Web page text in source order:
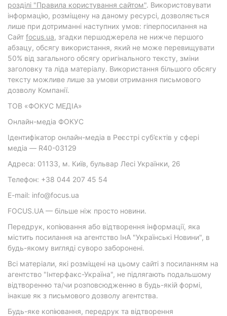
розділі "Правила користування сайтом". Використовувати
інформацію, розміщену на даному ресурсі, дозволяється
лише при дотриманні наступних умов: гіперпосилання на
Cайт focus.ua, згадки першоджерела не нижче першого
абзацу, обсягу використання, який не може перевищувати
50% від загального обсягу оригінального тексту, зміни
заголовку та ліда матеріалу. Використання більшого обсягу
тексту можливе лише за умови отримання письмового
дозволу Компанії.
ТОВ «ФОКУС МЕДІА»
Онлайн-медіа ФОКУС
Ідентифікатор онлайн-медіа в Реєстрі суб’єктів у сфері
медіа — R40-03129
Адреса: 01133, м. Київ, бульвар Лесі Українки, 26
Телефон: +38 044 207 45 54
E-mail: info@focus.ua
FOCUS.UA — більше ніж просто новини.
Передрук, копіювання або відтворення інформації, яка
містить посилання на агентство ІнА "Українські Новини", в
будь-якому вигляді суворо заборонені.
Всі матеріали, які розміщені на цьому сайті з посиланням на
агентство "Інтерфакс-Україна", не підлягають подальшому
відтворенню та/чи розповсюдженню в будь-якій формі,
інакше як з письмового дозволу агентства.
Будь-яке копіювання, передрук та відтворення